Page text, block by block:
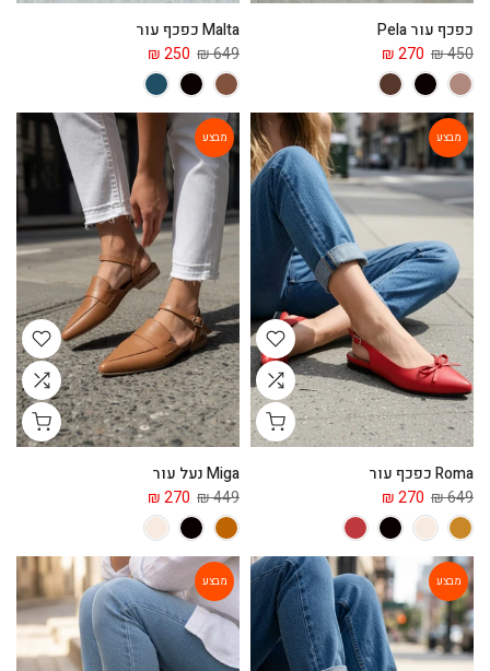
כפכף עור Pela
450 ₪
270 ₪
Malta כפכף עור
649 ₪
250 ₪
מבצע
Roma כפכף עור
649 ₪
270 ₪
מבצע
Miga נעל עור
449 ₪
270 ₪
מבצע מבצע